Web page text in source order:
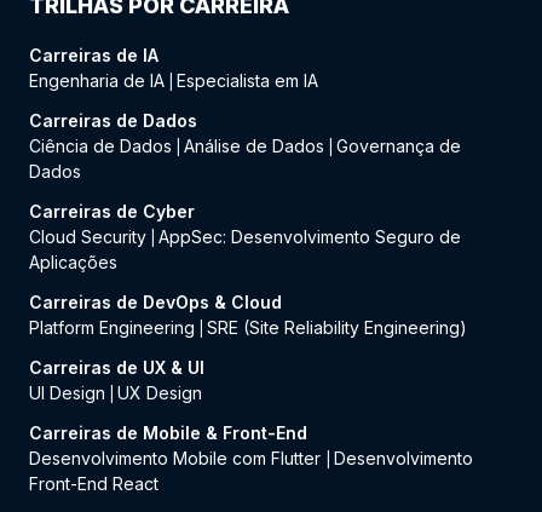
TRILHAS POR CARREIRA
Carreiras de IA
Engenharia de IA Especialista em IA
Carreiras de Dados
Ciência de Dados
Análise de Dados
Governança de
Dados
Carreiras de Cyber
Cloud Security AppSec: Desenvolvimento Seguro de
Aplicações
Carreiras de DevOps & Cloud
Platform Engineering
SRE (Site Reliability Engineering)
Carreiras de UX & UI
UI Design
UX Design
Carreiras de Mobile & Front-End
Desenvolvimento Mobile com Flutter
Desenvolvimento
Front-End React